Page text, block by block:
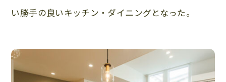
い勝手の良いキッチン・ダイニングとなった。